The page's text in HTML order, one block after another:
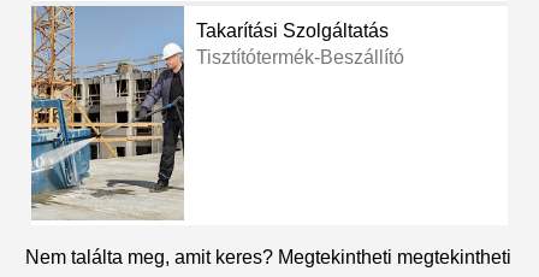
Takarítási Szolgáltatás
Tisztítótermék-Beszállító
Nem találta meg, amit keres? Megtekintheti megtekintheti